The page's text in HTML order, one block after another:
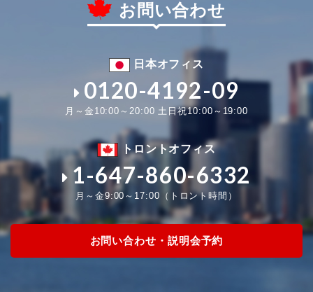
お問い合わせ
日本オフィス
0120-4192-09
月～金10:00～20:00 土日祝10:00～19:00
トロントオフィス
1-647-860-6332
月～金9:00～17:00（トロント時間）
お問い合わせ・説明会予約